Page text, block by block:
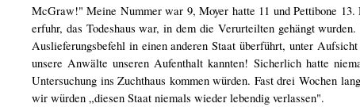
McGraw!" Meine Nummer war 9, Moyer hatte 11 und Pettibone
erfuhr, das Todeshaus war, in dem die Verurteilten gehängt
Auslieferungsbefehl in einen anderen Staat überführt, unter
unsere Anwälte unseren Aufenthalt kannten! Sicherlich hatte
Untersuchung ins Zuchthaus kommen würden. Fast drei Wochen
wir würden „diesen Staat niemals wieder lebendig verlassen".